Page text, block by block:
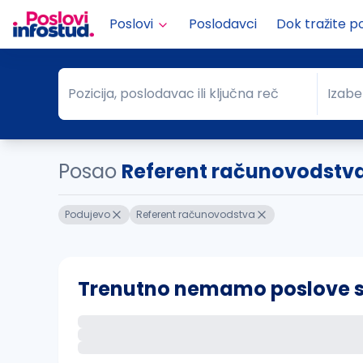
Poslovi Poslodavci Dok tražite
Pozicija, poslodavac ili ključna reč
Pozicija, poslodavac ili ključna reč Grad
Posao Referent
Podujevo Referent računovodstva
Trenutno nemamo poslove